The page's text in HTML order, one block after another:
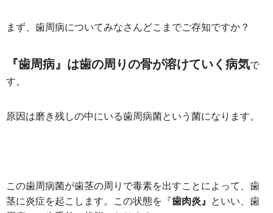
まず、歯周病についてみなさんどこまでご存知ですか？
『歯周病』は歯の周りの骨が溶けていく病気で
す。
原因は磨き残しの中にいる歯周病菌という菌になります。
この歯周病菌が歯茎の周りで毒素を出すことによって、歯
茎に炎症を起こします。この状態を『歯肉炎』
といい、歯